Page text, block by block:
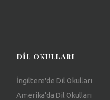
DIL OKULLARI
İngiltere'de Dil Okulları
Amerika'da Dil Okulları